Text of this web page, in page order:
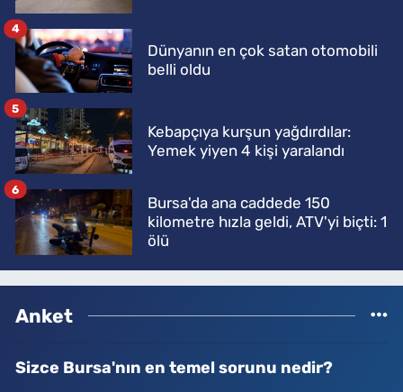
Dünyanın en çok satan otomobili
belli oldu
4
Kebapçıya kurşun yağdırdılar:
Yemek yiyen 4 kişi yaralandı
5
Bursa'da ana caddede 150
kilometre hızla geldi, ATV'yi biçti: 1
ölü
6
Anket
Sizce Bursa'nın en temel sorunu nedir?